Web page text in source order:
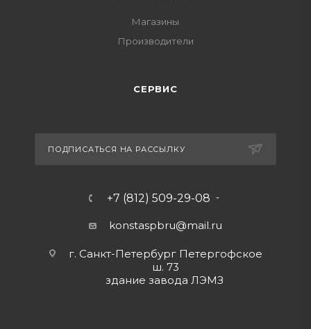
Магазины
Производители
СЕРВИС
ПОДПИСАТЬСЯ НА РАССЫЛКУ
+7 (812) 509-29-08
konstaspbru@mail.ru
г. Санкт-Петербург Петергофское
ш. 73
здание завода ЛЭМЗ